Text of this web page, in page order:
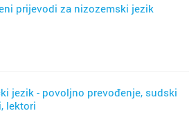
prijevodi za nizozemski jezik
jezik - povoljno prevođenje, sudski
lektori